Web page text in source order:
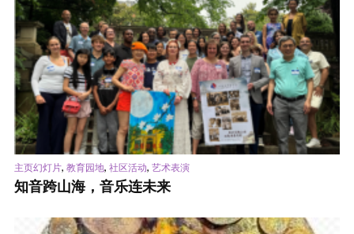
主页幻灯片, 教育园地, 社区活动, 艺术表演
知音跨山海，音乐连未来